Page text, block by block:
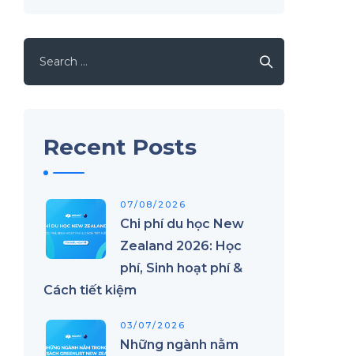
for:
Recent Posts
07/08/2026
Chi phí du học New
Zealand 2026: Học
phí, Sinh hoạt phí &
Cách tiết kiệm
03/07/2026
Những ngành nằm